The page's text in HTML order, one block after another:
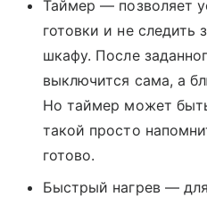
Таймер — позволяет
готовки и не следить
шкафу. После
выключится сама, а
Но таймер может
такой просто
готово.
Быстрый нагрев —